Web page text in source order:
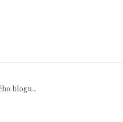
blogu...